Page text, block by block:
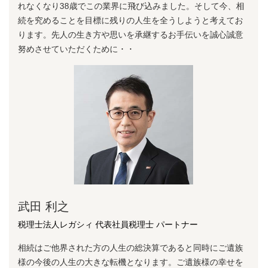
れなくなり38歳でこの業界に⾶び込みました。そして今、相
続を究めることを⽬標に残りの⼈⽣を全うしようと考えてお
ります。先⼈の⽣き⽅や思いを承継するお⼿伝いを誠⼼誠意
努めさせていただくために・・
武田 利之
税理士法人レガシィ 代表社員税理士 パートナー
相続はご他界された方の人生の総決算であると同時にご遺族
様の今後の人生の大きな転機となります。ご遺族様の幸せを